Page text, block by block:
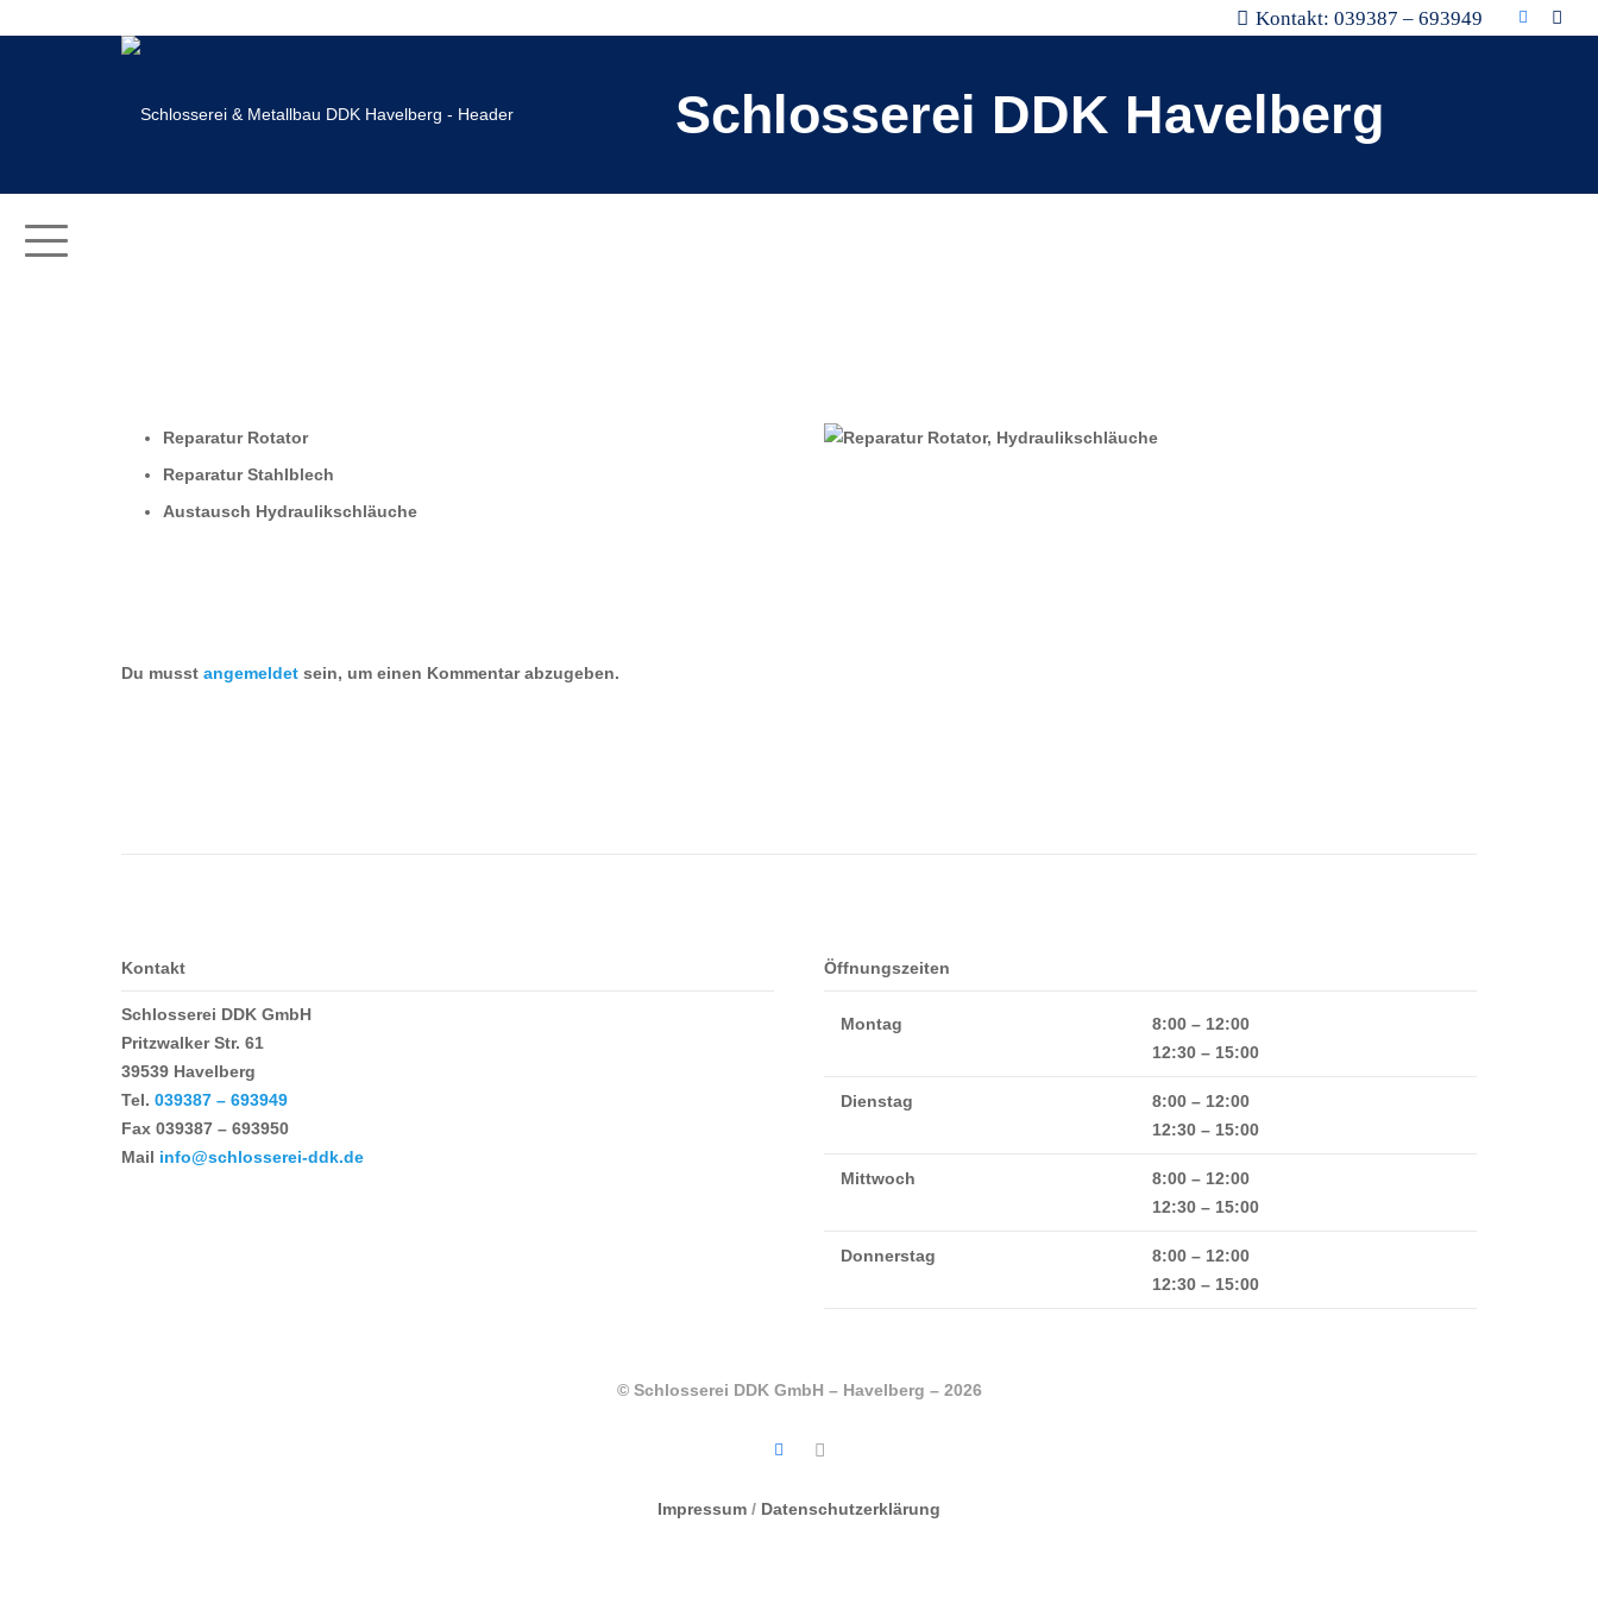
Kontakt: 039387 – 693949
Schlosserei DDK Havelberg
Reparatur Rotator
Reparatur Stahlblech
Austausch Hydraulikschläuche
Du musst angemeldet sein, um einen Kommentar abzugeben.
Kontakt
Schlosserei DDK GmbH
Pritzwalker Str. 61
39539 Havelberg
Tel. 039387 – 693949
Fax 039387 – 693950
Mail info@schlosserei-ddk.de
Öffnungszeiten
Montag
8:00 – 12:00
12:30 – 15:00
Dienstag
8:00 – 12:00
12:30 – 15:00
Mittwoch
8:00 – 12:00
12:30 – 15:00
Donnerstag
8:00 – 12:00
12:30 – 15:00
© Schlosserei DDK GmbH – Havelberg – 2026
Impressum / Datenschutzerklärung